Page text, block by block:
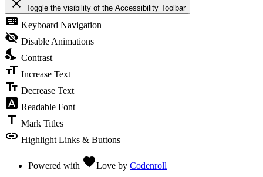
close Toggle the visibility of the Accessibility Toolbar
keyboard Keyboard Navigation
visibility_off Disable Animations
nights_stay Contrast
format_size Increase Text
text_fields Decrease Text
font_download Readable Font
title Mark Titles
link Highlight Links & Buttons
Powered with favoriteLove by Codenroll